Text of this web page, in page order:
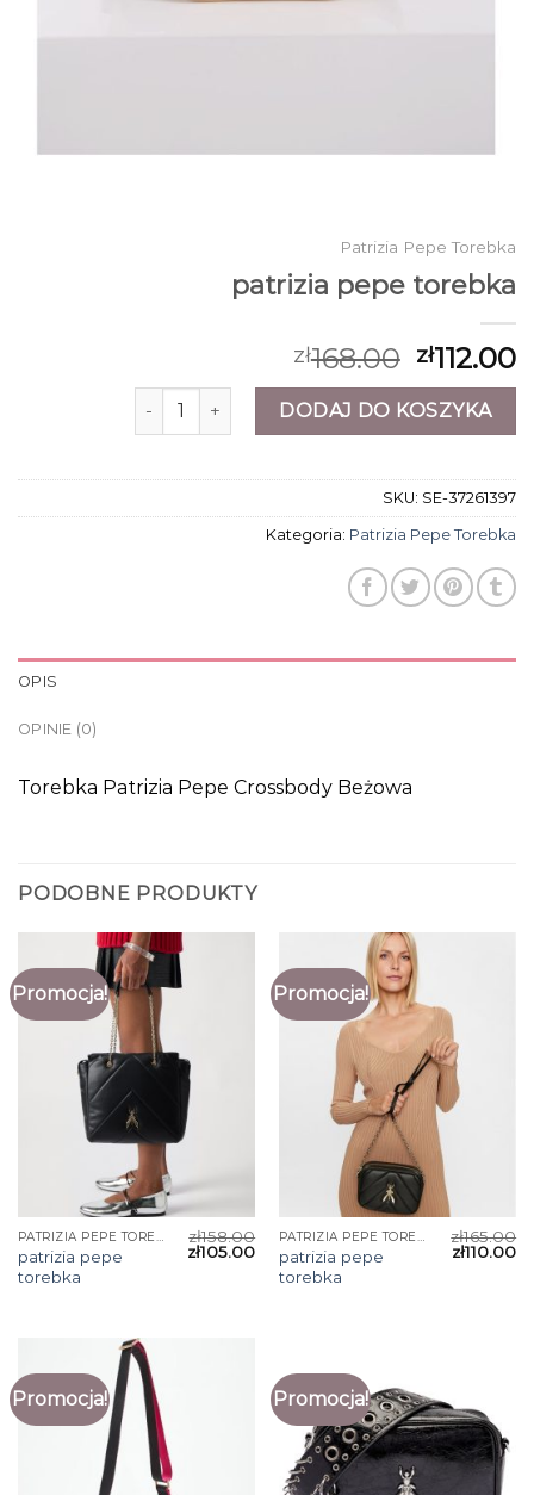
Patrizia Pepe Torebka
patrizia pepe torebka
zł168.00 zł112.00
ilość patrizia pepe torebkaDODAJ DO KOSZYKA
SKU: SE-37261397
Kategoria: Patrizia Pepe Torebka
OPIS
OPINIE (0)
Torebka Patrizia Pepe Crossbody Beżowa
PODOBNE PRODUKTY
Promocja!
PATRIZIA PEPE TOREBKA
patrizia pepe
torebka
zł158.00
zł105.00
Promocja!
PATRIZIA PEPE TOREBKA
patrizia pepe
torebka
zł165.00
zł110.00
Promocja! Promocja!